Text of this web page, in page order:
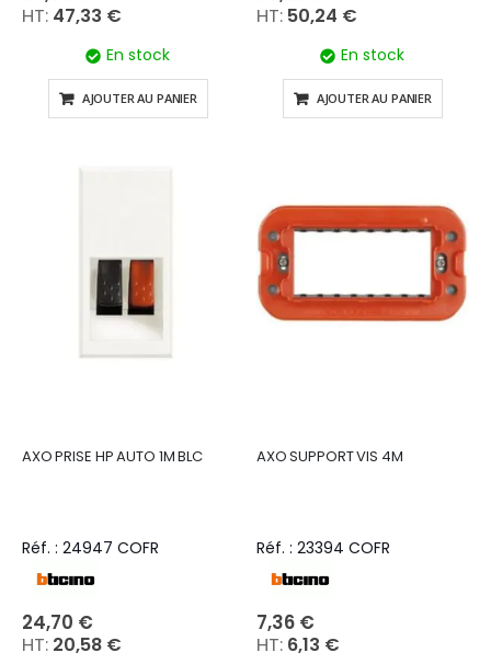
47,33 €
En stock
AJOUTER AU PANIER
50,24 €
En stock
AJOUTER AU PANIER
AXO PRISE HP AUTO 1M BLC
Réf. : 24947 COFR
24,70 €
20,58 €
AXO SUPPORT VIS 4M
Réf. : 23394 COFR
7,36 €
6,13 €